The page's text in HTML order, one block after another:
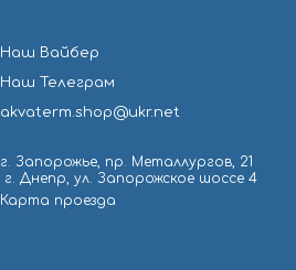
Наш Вайбер
Наш Телеграм
akvaterm.shop@ukr.net
г. Запорожье, пр. Металлургов, 21
⁣ г. Днепр, ул. Запорожское шоссе 4
Карта проезда